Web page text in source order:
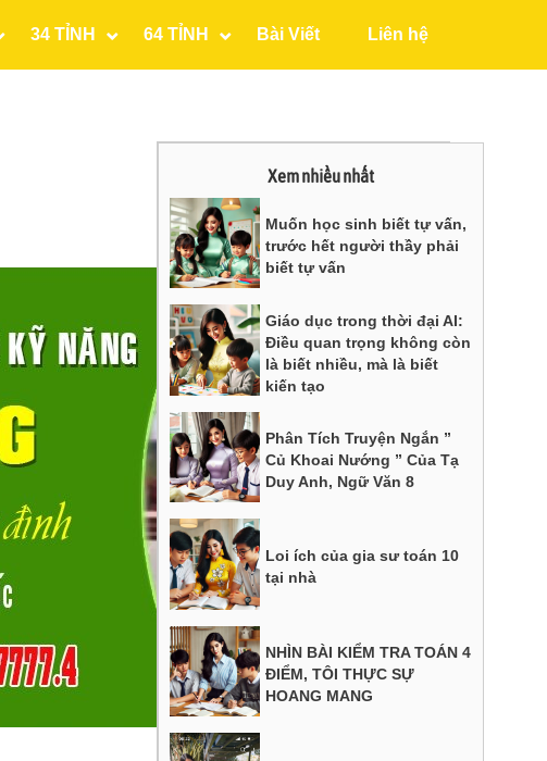
34 TỈNH 64 TỈNH Bài Viết Liên hệ
Xem nhiều nhất
Muốn học sinh biết tự vấn,
trước hết người thầy phải
biết tự vấn
Giáo dục trong thời đại AI:
Điều quan trọng không còn
là biết nhiều, mà là biết
kiến tạo
Phân Tích Truyện Ngắn ”
Củ Khoai Nướng ” Của Tạ
Duy Anh, Ngữ Văn 8
Loi ích của gia sư toán 10
tại nhà
NHÌN BÀI KIỂM TRA TOÁN 4
ĐIỂM, TÔI THỰC SỰ
HOANG MANG